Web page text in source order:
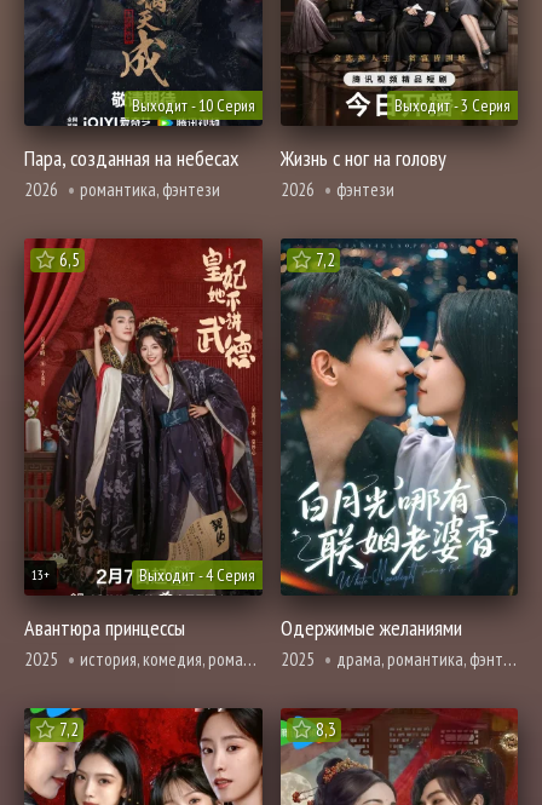
Выходит - 10 Серия
Пара, созданная на небесах
2026 романтика, фэнтези
Выходит - 3 Серия
Жизнь с ног на голову
2026 фэнтези
6,5
Выходит - 4 Серия
13+
Авантюра принцессы
2025 история, комедия, романтика, фэнтези
7,2
Одержимые желаниями
2025 драма, романтика, фэнтези
7,2 8,3